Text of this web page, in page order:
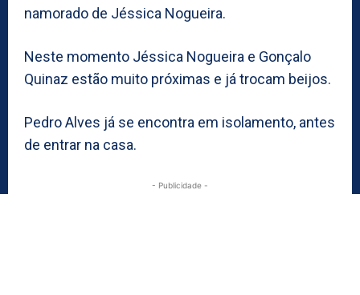
namorado de Jéssica Nogueira.
Neste momento Jéssica Nogueira e Gonçalo
Quinaz estão muito próximas e já trocam beijos.
Pedro Alves já se encontra em isolamento, antes
de entrar na casa.
- Publicidade -